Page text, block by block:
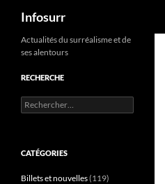
Aller
contenu
Infosurr
Actualités du surréalisme et de
ses alentours
RECHERCHE
Rechercher :
CATÉGORIES
Billets et nouvelles(119)